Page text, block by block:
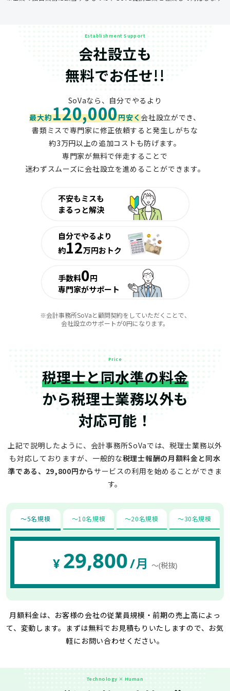
Establishment Support
会社設立も
無料でお任せ!!
SoVaなら、自分でやるより
最大約120,000円安く会社設立ができ、
書類ミスで専門家に修正依頼すると発生しがちな
約3万円以上の追加コストも防げます。
専門家が無料で伴走することで
迷わずスムーズに会社設立を進めることができます。
不安もミスも
まるっと解決
自分でやるより
約12万円おトク
手数料0円
専門家がサポート
※会計事務所SoVaと顧問契約をしていただくことで、
会社設立のサポートが0円になります。
Price
税理士と同水準の料金
から税理士業務以外も
対応可能！
上記で説明したように、会計事務所SoVaでは、税理士業務以外
も対応しておりますが、 一般的な税理士報酬の月額料金と同水
準である、29,800円から サービスの利用を始めることができま
す。
〜5名規模 〜10名規模 〜20名規模 〜30名規模
¥ 29,800/月 〜(税抜)
月額料金は、お客様の会社の従業員規模・前期の売上高によっ
て、変動します。 まずは無料でお見積もりいたしますので、お気
軽にお問い合わせください。
Technology × Human